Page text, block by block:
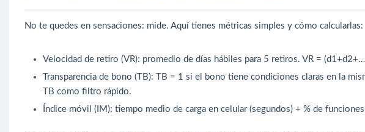
No te quedes en sensaciones: mide. Aquí tienes métricas simples y cómo calcularlas:
Velocidad de retiro (VR): promedio de días hábiles para 5 retiros. VR =
Transparencia de bono (TB): TB = 1 si el bono tiene condiciones claras en la
TB como filtro rápido.
Índice móvil (IM): tiempo medio de carga en celular (segundos) + % de